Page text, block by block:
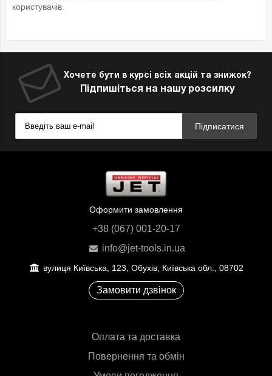
користувачів.
Хочете бути в курсі всіх акцій та знижок?
Підпишіться на нашу розсилку
Підписатися
Оформити замовлення
+38 (067) 001-20-17
info@jet-tools.in.ua
вулиця Київська, 123, Обухів, Київська обл., 08702
Замовити дзвінок
Оплата та доставка
Повернення та обмін